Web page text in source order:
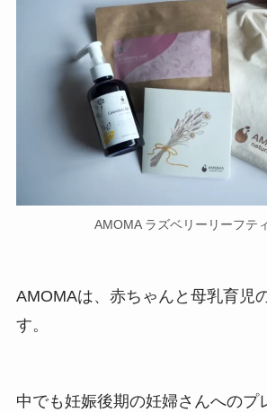
AMOMA ラズベリーリーフテ
AMOMAは、赤ちゃんと母乳育児
す。
中でも妊娠後期の妊婦さんへのプ